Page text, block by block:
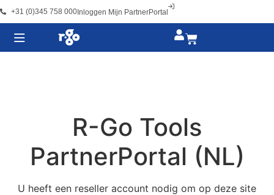
+31 (0)345 758 000Inloggen Mijn PartnerPortal
R-Go Tools
PartnerPortal (NL)
U heeft een reseller account nodig om op deze site